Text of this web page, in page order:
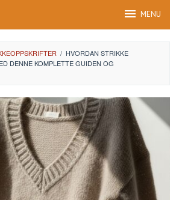
MENU
/ HVORDAN STRIKKE
DENNE KOMPLETTE GUIDEN OG